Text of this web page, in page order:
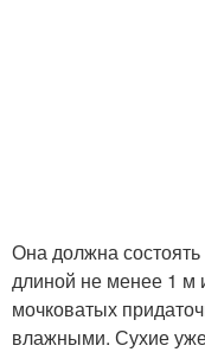
Она должна
длиной не менее 1 м
мочковатых
влажными. Сухие